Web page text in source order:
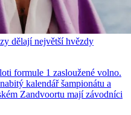
dělají největší hvězdy
formule 1 zasloužené volno.
kalendář šampionátu a
Zandvoortu mají závodníci